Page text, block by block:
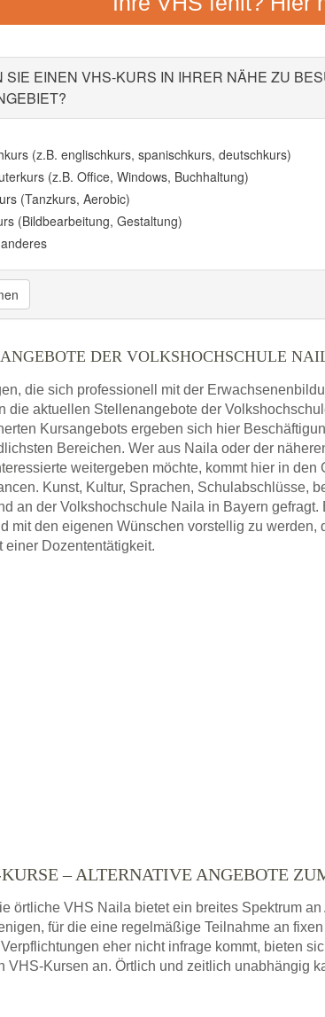
Adresse: Konrad-Adenauer-
SIE EINEN VHS-KURS IN IHRER NÄHE ZU
(z.B. englischkurs, spanischkurs, deutschkurs)
(z.B. Office, Windows, Buchhaltung)
(Tanzkurs, Aerobic)
(Bildbearbeitung, Gestaltung)
DER VOLKSHOCHSCHULE
die sich professionell mit der
die aktuellen Stellenangebote der
Kursangebots ergeben sich hier
Bereichen. Wer aus Naila oder der
weitergeben möchte, kommt hier in den
Kunst, Kultur, Sprachen, Schulabschlüsse,
an der Volkshochschule Naila in Bayern
mit den eigenen Wünschen vorstellig zu werden,
einer Dozententätigkeit.
– ALTERNATIVE ANGEBOTE
örtliche VHS Naila bietet ein breites Spektrum
für die eine regelmäßige Teilnahme an
eher nicht infrage kommt, bieten
VHS-Kursen an. Örtlich und zeitlich unabhängig